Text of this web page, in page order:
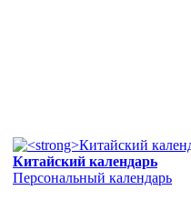
Китайский календарь
Персональный календарь